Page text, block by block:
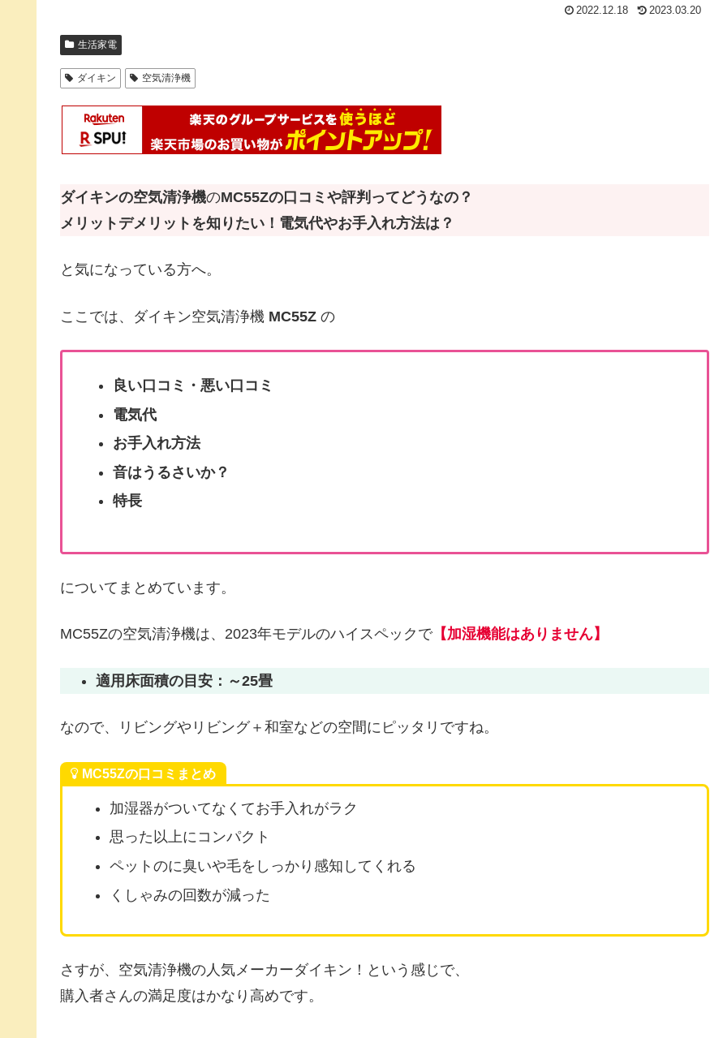
2022.12.18 2023.03.20
生活家電
ダイキン 空気清浄機
ダイキンの空気清浄機のMC55Zの口コミや評判ってどうなの？
メリットデメリットを知りたい！電気代やお手入れ方法は？
と気になっている方へ。
ここでは、ダイキン空気清浄機 MC55Z の
良い口コミ・悪い口コミ
電気代
お手入れ方法
音はうるさいか？
特長
についてまとめています。
MC55Zの空気清浄機は、2023年モデルのハイスペックで【加湿機能はありません】
適用床面積の目安：～25畳
なので、リビングやリビング＋和室などの空間にピッタリですね。
MC55Zの口コミまとめ
加湿器がついてなくてお手入れがラク
思った以上にコンパクト
ペットのに臭いや毛をしっかり感知してくれる
くしゃみの回数が減った
さすが、空気清浄機の人気メーカーダイキン！という感じで、
購入者さんの満足度はかなり高めです。